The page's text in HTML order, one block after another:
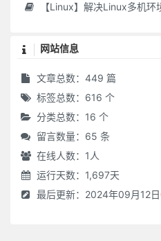
【Linux】解决Linux多机环境
网站信息
文章总数：449 篇
标签总数：616 个
分类总数：16 个
留言数量：65 条
在线人数： 1 人
运行天数：1,697天
最后更新：2024年09月12